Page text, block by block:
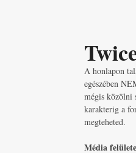
A honlapon
egészében
mégis közölni
karakterig a
megteheted.
Média